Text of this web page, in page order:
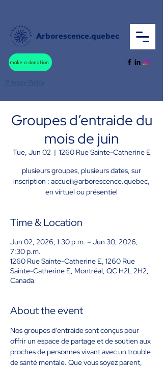
Arborescence.quebec
make a donation
Privacy Policy
Groupes d’entraide du
mois de juin
Tue, Jun 02
  |
1260 Rue Sainte-Catherine E
plusieurs groupes, plusieurs dates, sur
inscription : accueil@arborescence.quebec,
en virtuel ou présentiel
Time & Location
Jun 02, 2026, 1:30 p.m. – Jun 30, 2026,
7:30 p.m.
1260 Rue Sainte-Catherine E, 1260 Rue
Sainte-Catherine E, Montréal, QC H2L 2H2,
Canada
About the event
Nos groupes d'entraide sont conçus pour
offrir un espace de partage et de soutien aux
proches de personnes vivant avec un trouble
de santé mentale. Que vous soyez parent,